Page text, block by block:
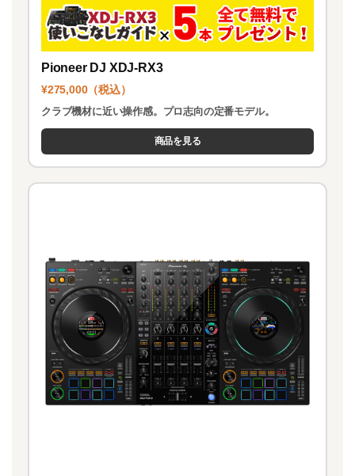
Pioneer DJ XDJ-RX3
¥275,000（税込）
クラブ機材に近い操作感。プロ志向の定番モデル。
商品を見る